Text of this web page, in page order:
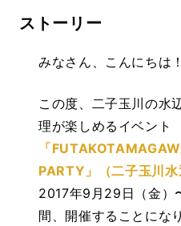
ストーリー
みなさん、こんにちは！
この度、二子玉川の水
理が楽しめるイベント
「
PARTY」（二子玉川水
2017年9月29日（金）
間、開催することにな